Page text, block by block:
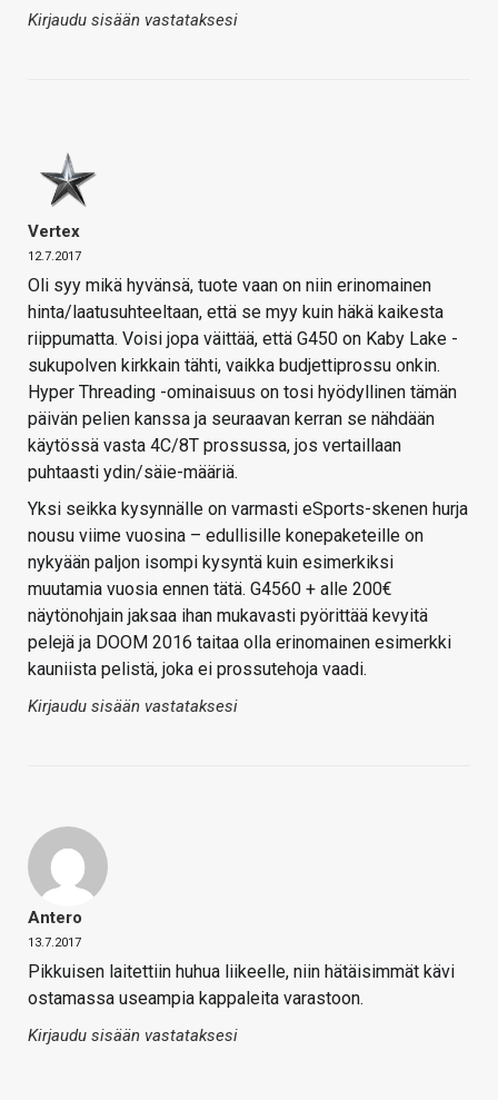
Kirjaudu sisään vastataksesi
Vertex
12.7.2017
Oli syy mikä hyvänsä, tuote vaan on niin erinomainen
hinta/laatusuhteeltaan, että se myy kuin häkä kaikesta
riippumatta. Voisi jopa väittää, että G450 on Kaby Lake -
sukupolven kirkkain tähti, vaikka budjettiprossu onkin.
Hyper Threading -ominaisuus on tosi hyödyllinen tämän
päivän pelien kanssa ja seuraavan kerran se nähdään
käytössä vasta 4C/8T prossussa, jos vertaillaan
puhtaasti ydin/säie-määriä.
Yksi seikka kysynnälle on varmasti eSports-skenen hurja
nousu viime vuosina – edullisille konepaketeille on
nykyään paljon isompi kysyntä kuin esimerkiksi
muutamia vuosia ennen tätä. G4560 + alle 200€
näytönohjain jaksaa ihan mukavasti pyörittää kevyitä
pelejä ja DOOM 2016 taitaa olla erinomainen esimerkki
kauniista pelistä, joka ei prossutehoja vaadi.
Kirjaudu sisään vastataksesi
Antero
13.7.2017
Pikkuisen laitettiin huhua liikeelle, niin hätäisimmät kävi
ostamassa useampia kappaleita varastoon.
Kirjaudu sisään vastataksesi